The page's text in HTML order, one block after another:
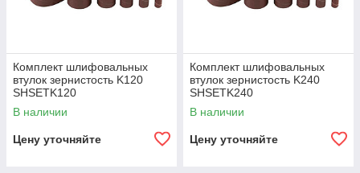
Комплект шлифовальных
втулок зернистость K120
SHSETK120
В наличии
Цену уточняйте
Комплект шлифовальных
втулок зернистость K240
SHSETK240
В наличии
Цену уточняйте